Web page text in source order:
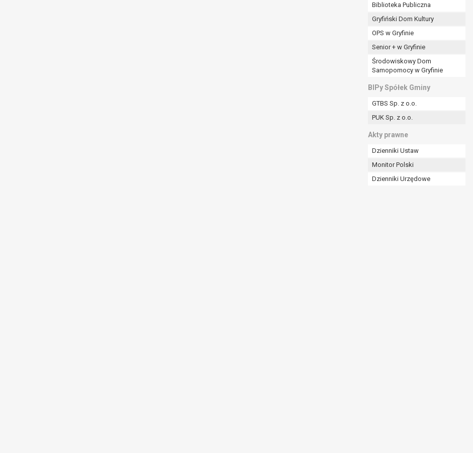
Biblioteka Publiczna
Gryfiński Dom Kultury
OPS w Gryfinie
Senior + w Gryfinie
Środowiskowy Dom
Samopomocy w Gryfinie
BIPy Spółek Gminy
GTBS Sp. z o.o.
PUK Sp. z o.o.
Akty prawne
Dzienniki Ustaw
Monitor Polski
Dzienniki Urzędowe
wynikających z prawnie uzasadnionych interesów realizowanych przez administratora lub przez stronę trzecią.
sytuacją. W razie wniesienia sprzeciwu, administrator nie może już przetwarzać tych danych osobowych, chyba że wykaże
podstaw do przetwarzania, nadrzędnych wobec interesów, praw i wolności osoby, której dane dotyczą, lub podstaw do
odbywa się na podstawie zgody osoby na przetwarzanie danych osobowych (art. 6 ust. 1 lit a RODO), przysługuje Pani/Panu
Cofnięcie to nie ma wpływu na zgodność przetwarzania, którego dokonano na podstawie zgody przed jej cofnięciem.
organu nadzorczego na niezgodne z prawem przetwarzanie Pani/Pana danych osobowych przez administratora.
Urzędu Ochrony Danych Osobowych.
osobowe, podanie danych osobowych jest dobrowolne albo jest wymogiem ustawowym lub umownym.
podejmowaniu decyzji, w tym również profilowaniu.